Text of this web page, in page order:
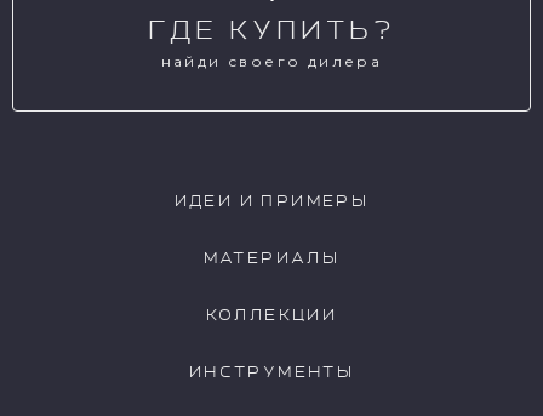
ГДЕ КУПИТЬ?
найди своего дилера
ИДЕИ И ПРИМЕРЫ
МАТЕРИАЛЫ
КОЛЛЕКЦИИ
ИНСТРУМЕНТЫ